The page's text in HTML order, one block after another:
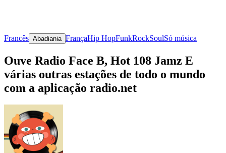
Francês Abadiania FrançaHip HopFunkRockSoulSó música
Ouve Radio Face B, Hot 108 Jamz E
várias outras estações de todo o mundo
com a aplicação radio.net